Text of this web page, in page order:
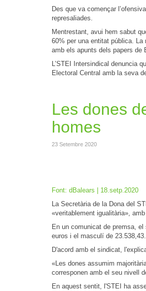
Des que va començar
represaliades.
Mentrestant, avui hem sabut
60% per una entitat pública.
amb els apunts dels papers de
L’STEI Intersindical denuncia
Electoral Central amb la seva
Les dones
homes
23 Setembre 2020
Font: dBalears | 18.setp.2020
La Secretària de la Dona del
«veritablement igualitària»,
En un comunicat de premsa,
euros i el masculí de 23.538,43.
D'acord amb el sindicat,
«Les dones assumim
corresponen amb el seu nivell
En aquest sentit, l'STEI ha